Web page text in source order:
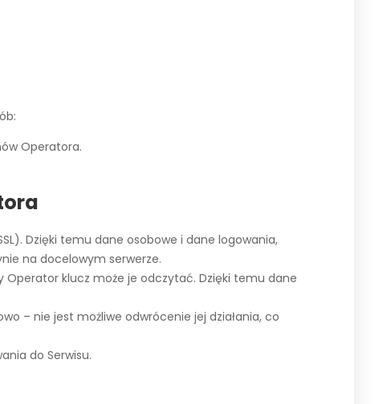
Operatora.
Dzięki temu dane osobowe i dane logowania,
na docelowym serwerze.
Operator klucz może je odczytać. Dzięki temu dane
– nie jest możliwe odwrócenie jej działania, co
do Serwisu.